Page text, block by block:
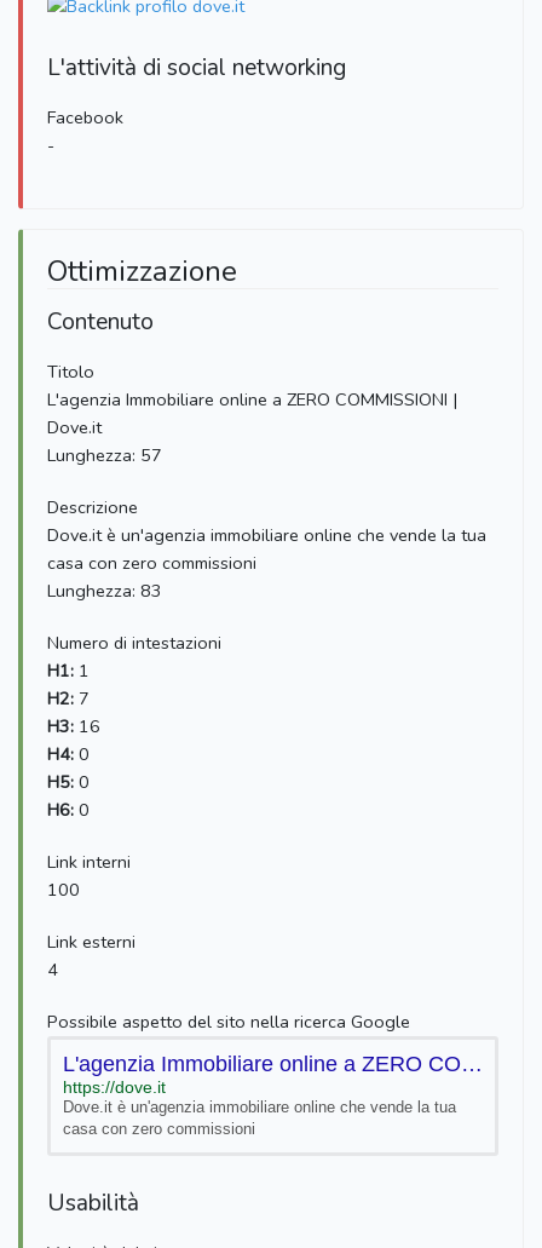
L'attività di social networking
Facebook
-
Ottimizzazione
Contenuto
Titolo
L'agenzia Immobiliare online a ZERO COMMISSIONI |
Dove.it
Lunghezza: 57
Descrizione
Dove.it è un'agenzia immobiliare online che vende la tua
casa con zero commissioni
Lunghezza: 83
Numero di intestazioni
H1: 1
H2: 7
H3: 16
H4: 0
H5: 0
H6: 0
Link interni
100
Link esterni
4
Possibile aspetto del sito nella ricerca Google
L'agenzia Immobiliare online a ZERO COMMISSIONI | Dove.it
https://dove.it
Dove.it è un'agenzia immobiliare online che vende la tua
casa con zero commissioni
Usabilità